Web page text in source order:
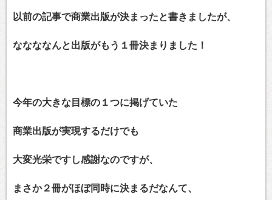
以前の記事で商業出版が決まったと書きましたが、
ななななんと出版がもう１冊決まりました！
今年の大きな目標の１つに掲げていた
商業出版が実現するだけでも
大変光栄ですし感謝なのですが、
まさか２冊がほぼ同時に決まるだなんて、